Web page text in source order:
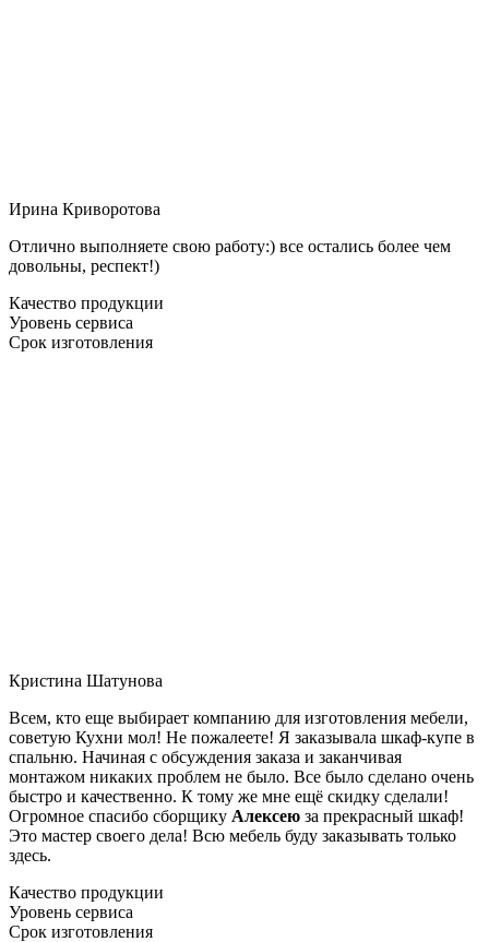
Ирина Криворотова
Отлично выполняете свою работу:) все остались более чем
довольны, респект!)
Качество продукции
Уровень сервиса
Срок изготовления
Кристина Шатунова
Всем, кто еще выбирает компанию для изготовления мебели,
советую Кухни мол! Не пожалеете! Я заказывала шкаф-купе в
спальню. Начиная с обсуждения заказа и заканчивая
монтажом никаких проблем не было. Все было сделано очень
быстро и качественно. К тому же мне ещё скидку сделали!
Огромное спасибо сборщику Алексею за прекрасный шкаф!
Это мастер своего дела! Всю мебель буду заказывать только
здесь.
Качество продукции
Уровень сервиса
Срок изготовления